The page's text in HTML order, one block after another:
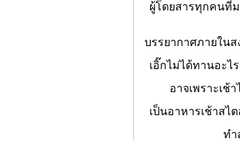
ผู้โดยสารทุกคนที่
บรรยากาศภายในส
เอิ๊กไม่ได้ทานอะไ
อาจเพราะเช้
เป็นอาหารเช้าสไ
ทำ